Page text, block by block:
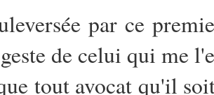
par ce
de celui qui me
tout avocat qu'il